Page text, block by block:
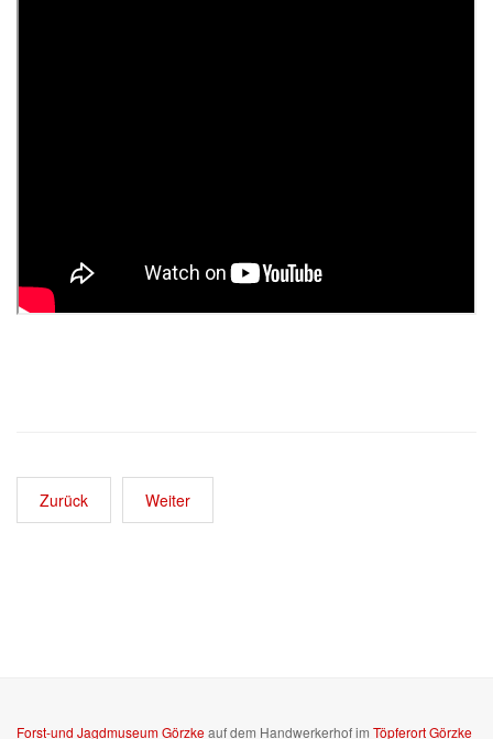
Zurück Weiter
Forst-und Jagdmuseum Görzkeauf dem Handwerkerhof im Töpferort Görzke